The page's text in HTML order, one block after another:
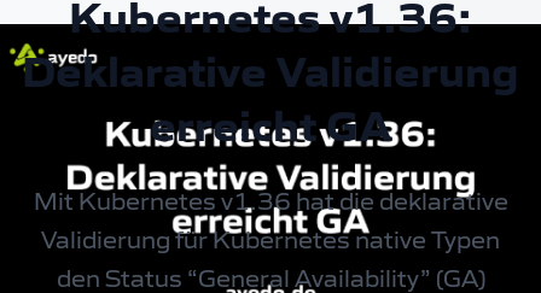
Kubernetes v1.36:
Deklarative Validierung
erreicht GA
Mit Kubernetes v1.36 hat die deklarative
Validierung fürKubernetesnative Typen
den Status “General Availability” (GA)